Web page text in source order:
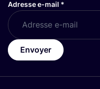
Adresse e-mail *
Envoyer